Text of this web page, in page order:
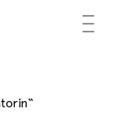
—
—
—